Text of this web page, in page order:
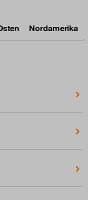
Nordamerika